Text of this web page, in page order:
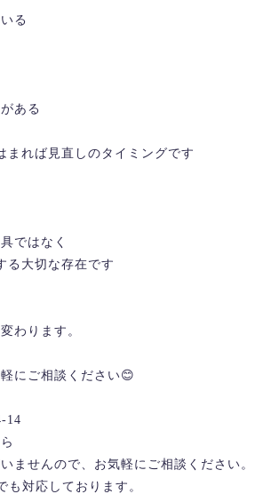
る
ある
まれば見直しのタイミングです
ではなく
る大切な存在です
わります。
にご相談ください😊
14
ませんので、お気軽にご相談ください。
も対応しております。